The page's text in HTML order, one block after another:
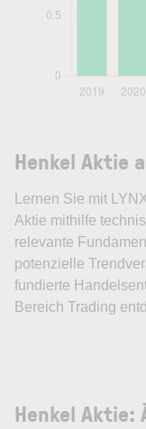
Henkel Aktie
Lernen Sie mit
Aktie mithilfe
relevante
potenzielle
fundierte
Bereich Trading
Henkel Aktie: